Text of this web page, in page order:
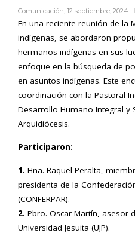
Comunicación, 12 septiembre, 2024
En una reciente reunión de la
indígenas, se abordaron
hermanos indígenas en sus
enfoque en la búsqueda de
en asuntos indígenas. Este
coordinación con la Pastoral
Desarrollo Humano Integral y
Arquidiócesis.
Participaron:
1. Hna. Raquel Peralta,
presidenta de la
(CONFERPAR).
2. Pbro. Oscar Martín, asesor
Universidad Jesuita (UJP).